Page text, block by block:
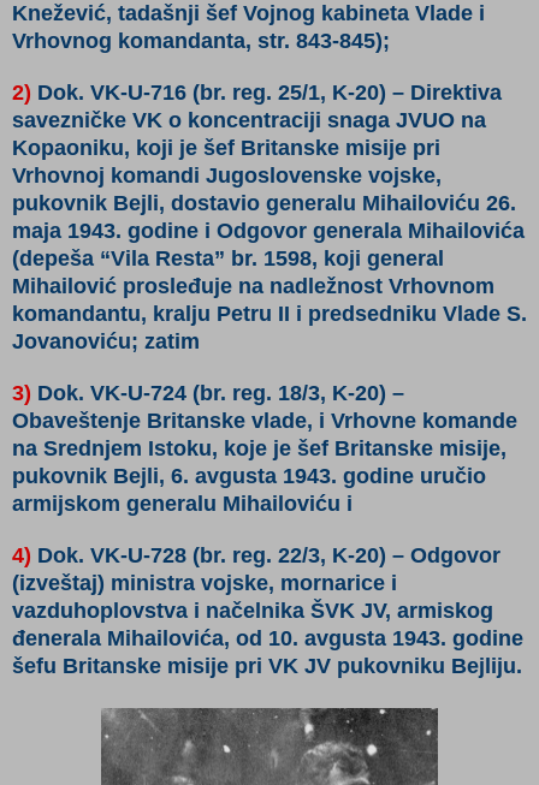
Knežević, tadašnji šef Vojnog kabineta Vlade i
Vrhovnog komandanta, str. 843-845);
2) Dok. VK-U-716 (br. reg. 25/1, K-20) – Direktiva
savezničke VK o koncentraciji snaga JVUO na
Kopaoniku, koji je šef Britanske misije pri
Vrhovnoj komandi Jugoslovenske vojske,
pukovnik Bejli, dostavio generalu Mihailoviću 26.
maja 1943. godine i Odgovor generala Mihailovića
(depeša “Vila Resta” br. 1598, koji general
Mihailović prosleđuje na nadležnost Vrhovnom
komandantu, kralju Petru II i predsedniku Vlade S.
Jovanoviću; zatim
3) Dok. VK-U-724 (br. reg. 18/3, K-20) –
Obaveštenje Britanske vlade, i Vrhovne komande
na Srednjem Istoku, koje je šef Britanske misije,
pukovnik Bejli, 6. avgusta 1943. godine uručio
armijskom generalu Mihailoviću i
4) Dok. VK-U-728 (br. reg. 22/3, K-20) – Odgovor
(izveštaj) ministra vojske, mornarice i
vazduhoplovstva i načelnika ŠVK JV, armiskog
đenerala Mihailovića, od 10. avgusta 1943. godine
šefu Britanske misije pri VK JV pukovniku Bejliju.